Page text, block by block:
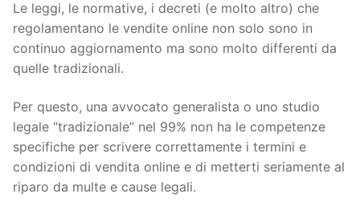
Le leggi, le normative, i decreti (e molto altro) che
regolamentano le vendite online non solo sono in
continuo aggiornamento ma sono molto differenti da
quelle tradizionali.
Per questo, una avvocato generalista o uno studio
legale “tradizionale” nel 99% non ha le competenze
specifiche per scrivere correttamente i termini e
condizioni di vendita online e di metterti seriamente al
riparo da multe e cause legali.